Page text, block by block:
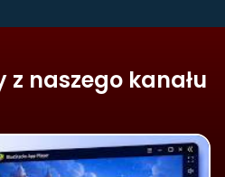
z naszego kanału